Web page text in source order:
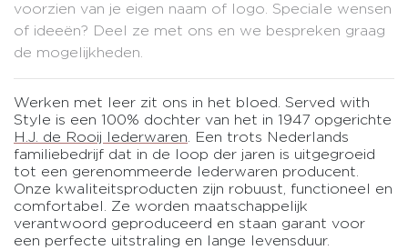
voorzien van je eigen naam of logo. Speciale wensen
of ideeën? Deel ze met ons en we bespreken graag
de mogelijkheden.
Werken met leer zit ons in het bloed. Served with
Style is een 100% dochter van het in 1947 opgerichte
H.J. de Rooij lederwaren . Een trots Nederlands
familiebedrijf dat in de loop der jaren is uitgegroeid
tot een gerenommeerde lederwaren producent.
Onze kwaliteitsproducten zijn robuust, functioneel en
comfortabel. Ze worden maatschappelijk
verantwoord geproduceerd en staan garant voor
een perfecte uitstraling en lange levensduur.